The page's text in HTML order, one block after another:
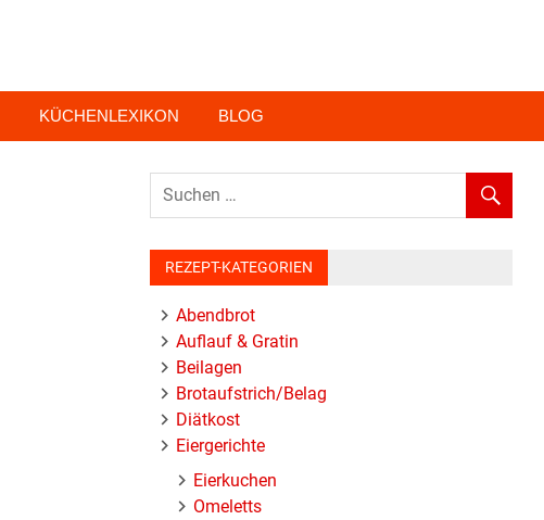
KÜCHENLEXIKON BLOG
REZEPT-KATEGORIEN
Abendbrot
Auflauf & Gratin
Beilagen
Brotaufstrich/Belag
Diätkost
Eiergerichte
Eierkuchen
Omeletts